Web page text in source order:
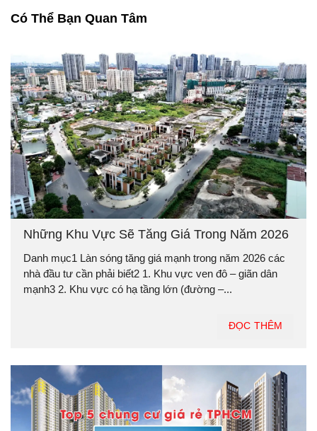
Có Thể Bạn Quan Tâm
Những Khu Vực Sẽ Tăng Giá Trong Năm 2026
Danh mục1 Làn sóng tăng giá mạnh trong năm 2026 các
nhà đầu tư cần phải biết2 1. Khu vực ven đô – giãn dân
mạnh3 2. Khu vực có hạ tầng lớn (đường –...
ĐỌC THÊM